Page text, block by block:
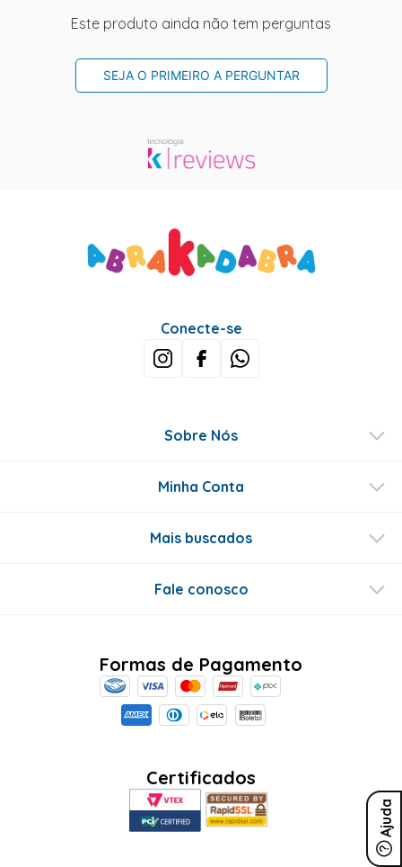
Este produto ainda não tem perguntas
SEJA O PRIMEIRO A PERGUNTAR
Ajuda
Conecte-se
Sobre Nós
Minha Conta
Mais buscados
Fale conosco
Formas de Pagamento
Certificados